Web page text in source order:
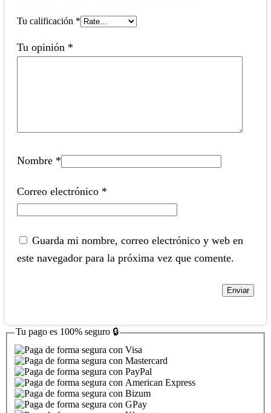
Tu calificación *
Tu opinión *
Nombre *
Correo electrónico *
Guarda mi nombre, correo electrónico y web en
este navegador para la próxima vez que comente.
Tu pago es 100% seguro 🔒